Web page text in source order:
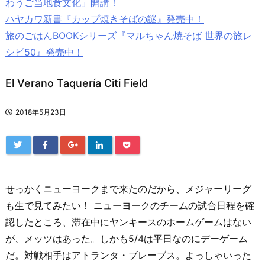
ハヤカワ新書『カップ焼きそばの謎』発売中！
旅のごはんBOOKシリーズ『マルちゃん焼そば 世界の旅レ
シピ50』発売中！
El Verano Taquería Citi Field
2018年5月23日
せっかくニューヨークまで来たのだから、メジャーリーグ
も生で見てみたい！ ニューヨークのチームの試合日程を確
認したところ、滞在中にヤンキースのホームゲームはない
が、メッツはあった。しかも5/4は平日なのにデーゲーム
だ。対戦相手はアトランタ・ブレーブス。よっしゃいった